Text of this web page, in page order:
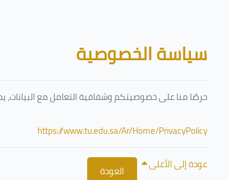
الكتل
سياسة الخصوصية
حرصًا منا على خصوصيتكم وشفافية التعامل مع البيانات،
https://www.tu.edu.sa/Ar/Home/PrivacyPolicy
العودة عودة إلى الأعلى